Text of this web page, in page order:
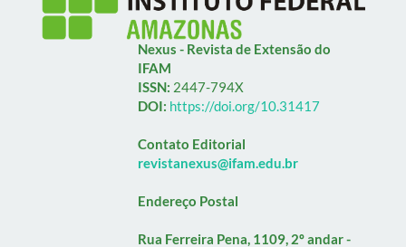
Nexus - Revista de Extensão do
IFAM
ISSN: 2447-794X
DOI: https://doi.org/10.31417
Contato Editorial
revistanexus@ifam.edu.br
Endereço Postal
Rua Ferreira Pena, 1109, 2º andar -